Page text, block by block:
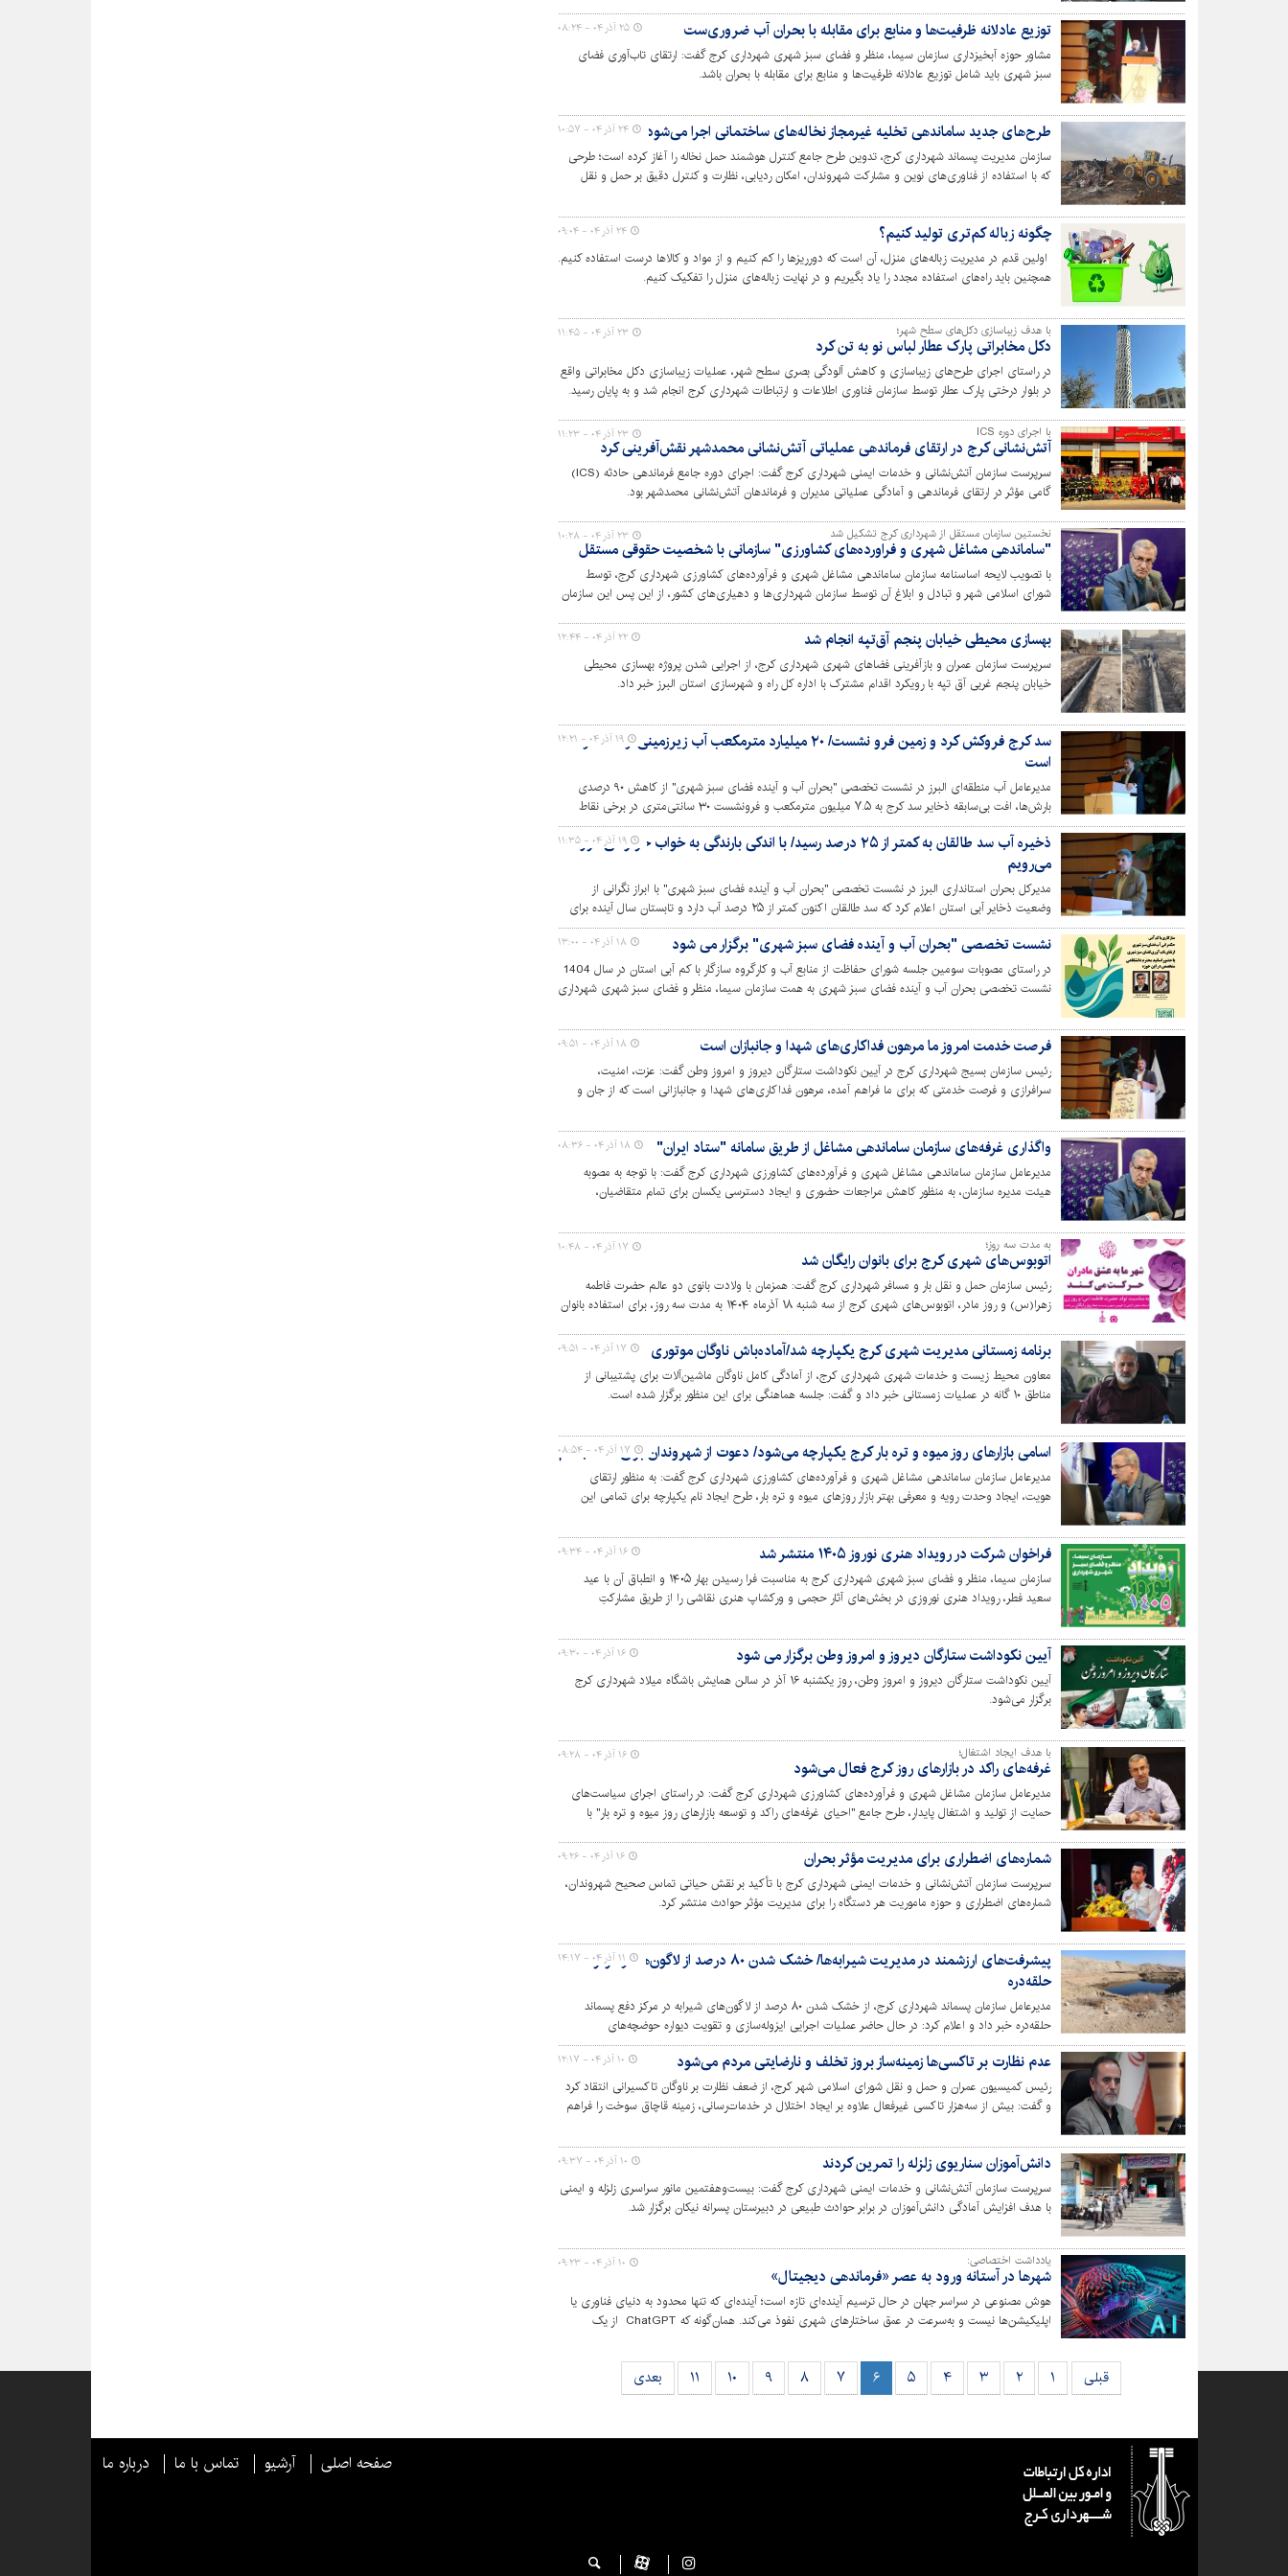
توزیع عادلانه ظرفیت‌ها و منابع برای مقابله با بحران آب ضروری‌ست
مشاور حوزه آبخیزداری سازمان سیما، منظر و فضای سبز شهری شهرداری کرج گفت: ارتقای تاب‌آوری فضای
سبز شهری باید شامل توزیع عادلانه ظرفیت‌ها و منابع برای مقابله با بحران باشد.
۲۵ آذر ۰۴ - ۰۸:۲۴
طرح‌های جدید ساماندهی تخلیه غیرمجاز نخاله‌های ساختمانی اجرا می‌شود
سازمان مدیریت پسماند شهرداری کرج، تدوین طرح جامع کنترل هوشمند حمل نخاله را آغاز کرده است؛ طرحی
که با استفاده از فناوری‌های نوین و مشارکت شهروندان، امکان ردیابی، نظارت و کنترل دقیق بر حمل و نقل
۲۴ آذر ۰۴ - ۱۰:۵۷
چگونه زباله کم‌تری تولید کنیم؟
اولین قدم در مدیریت زباله‌های منزل، آن است که دورریزها را کم کنیم و از مواد و کالاها درست استفاده کنیم.
همچنین باید راه‌های استفاده مجدد را یاد بگیریم و در نهایت زباله‌های منزل را تفکیک کنیم.
۲۴ آذر ۰۴ - ۰۹:۰۴
با هدف زیباسازی دکل‌های سطح شهر؛
دکل مخابراتی پارک عطار لباس نو به تن کرد
در راستای اجرای طرح‌های زیباسازی و کاهش آلودگی بصری سطح شهر، عملیات زیباسازی دکل مخابراتی واقع
در بلوار درختی پارک عطار توسط سازمان فناوری اطلاعات و ارتباطات شهرداری کرج انجام شد و به پایان رسید.
۲۳ آذر ۰۴ - ۱۱:۴۵
با اجرای دوره ICS
آتش‌نشانی کرج در ارتقای فرماندهی عملیاتی آتش‌نشانی محمدشهر نقش‌آفرینی کرد
سرپرست سازمان آتش‌نشانی و خدمات ایمنی شهرداری کرج گفت: اجرای دوره جامع فرماندهی حادثه (ICS)
گامی مؤثر در ارتقای فرماندهی و آمادگی عملیاتی مدیران و فرماندهان آتش‌نشانی محمدشهر بود.
۲۳ آذر ۰۴ - ۱۱:۲۳
نخستین سازمان مستقل از شهرداری کرج تشکیل شد
"ساماندهی مشاغل شهری و فراورده‌های کشاورزی" سازمانی با شخصیت حقوقی مستقل
با تصویب لایحه اساسنامه سازمان ساماندهی مشاغل شهری و فرآورده‌های کشاورزی شهرداری کرج، توسط
شورای اسلامی شهر و تبادل و ابلاغ آن توسط سازمان شهرداری‌ها و دهیاری‌های کشور، از این پس این سازمان
شهرداری‌ها تشکیل و اداره خواهد شد.
۲۳ آذر ۰۴ - ۱۰:۲۸
بهسازی محیطی خیابان پنجم آق‌تپه انجام شد
سرپرست سازمان عمران و بازآفرینی فضاهای شهری شهرداری کرج، از اجرایی شدن پروژه بهسازی محیطی
خیابان پنجم غربی آق تپه با رویکرد اقدام مشترک با اداره کل راه و شهرسازی استان البرز خبر داد.
۲۲ آذر ۰۴ - ۱۲:۴۴
سد کرج فروکش کرد و زمین فرو نشست/ ۲۰ میلیارد مترمکعب آب زیرزمینی از دست رفته
است
مدیرعامل آب منطقه‌ای البرز در نشست تخصصی "بحران آب و آینده فضای سبز شهری" از کاهش ۹۰ درصدی
بارش‌ها، افت بی‌سابقه ذخایر سد کرج به ۷.۵ میلیون مترمکعب و فرونشست ۳۰ سانتی‌متری در برخی نقاط
استان خبر داد.
۱۹ آذر ۰۴ - ۱۲:۲۱
ذخیره آب سد طالقان به کمتر از ۲۵ درصد رسید/ با اندکی بارندگی به خواب خرگوشی فرو
می‌رویم
مدیرکل بحران استانداری البرز در نشست تخصصی "بحران آب و آینده فضای سبز شهری" با ابراز نگرانی از
وضعیت ذخایر آبی استان اعلام کرد که سد طالقان اکنون کمتر از ۲۵ درصد آب دارد و تابستان سال آینده برای
البرز و تهران بسیار بحرانی خواهد بود.
۱۹ آذر ۰۴ - ۱۱:۳۵
نشست تخصصی "بحران آب و آینده فضای سبز شهری" برگزار می شود
در راستای مصوبات سومین جلسه شورای حفاظت از منابع آب و کارگروه سازگار با کم آبی استان در سال 1404
نشست تخصصی بحران آب و آینده فضای سبز شهری به همت سازمان سیما، منظر و فضای سبز شهری شهرداری
۱۸ آذر ۰۴ - ۱۳:۰۰
فرصت خدمت امروز ما مرهون فداکاری‌های شهدا و جانبازان است
رئیس سازمان بسیج شهرداری کرج در آیین نکوداشت ستارگان دیروز و امروز وطن گفت: عزت، امنیت،
سرافرازی و فرصت خدمتی که برای ما فراهم آمده، مرهون فداکاری‌های شهدا و جانبازانی است که از جان و
جایگاهی از این سرافرازان تقدیر کنیم.
۱۸ آذر ۰۴ - ۰۹:۵۱
واگذاری غرفه‌های سازمان ساماندهی مشاغل از طریق سامانه "ستاد ایران"
مدیرعامل سازمان ساماندهی مشاغل شهری و فرآورده‌های کشاورزی شهرداری کرج گفت: با توجه به مصوبه
هیئت مدیره سازمان، به منظور کاهش مراجعات حضوری و ایجاد دسترسی یکسان برای تمام متقاضیان،
۱۸ آذر ۰۴ - ۰۸:۳۶
به مدت سه روز؛
اتوبوس‌های شهری کرج برای بانوان رایگان شد
رئیس سازمان حمل و نقل بار و مسافر شهرداری کرج گفت: همزمان با ولادت بانوی دو عالم حضرت فاطمه
زهرا(س) و روز مادر، اتوبوس‌های شهری کرج از سه شنبه ۱۸ آذرماه ۱۴۰۴ به مدت سه روز، برای استفاده بانوان
۱۷ آذر ۰۴ - ۱۰:۴۸
برنامه زمستانی مدیریت شهری کرج یکپارچه شد/آماده‌باش ناوگان موتوری
معاون محیط زیست و خدمات شهری شهرداری کرج، از آمادگی کامل ناوگان ماشین‌آلات برای پشتیبانی از
مناطق ۱۰ گانه در عملیات زمستانی خبر داد و گفت: جلسه هماهنگی برای این منظور برگزار شده است.
۱۷ آذر ۰۴ - ۰۹:۵۱
اسامی بازارهای روز میوه و تره بار کرج یکپارچه می‌شود/ دعوت از شهروندان برای انتخاب نام
مدیرعامل سازمان ساماندهی مشاغل شهری و فرآورده‌های کشاورزی شهرداری کرج گفت: به منظور ارتقای
هویت، ایجاد وحدت رویه و معرفی بهتر بازار روزهای میوه و تره بار، طرح ایجاد نام یکپارچه برای تمامی این
۱۷ آذر ۰۴ - ۰۸:۵۴
فراخوان شرکت در رویداد هنری نوروز ۱۴۰۵ منتشر شد
سازمان سیما، منظر و فضای سبز شهری شهرداری کرج به مناسبت فرا رسیدن بهار ۱۴۰۵ و انطباق آن با عید
سعید فطر، رویداد هنری نوروزی در بخش‌های آثار حجمی و ورکشاپ هنری نقاشی را از طریق مشارکتِ
۱۶ آذر ۰۴ - ۰۹:۳۴
آیین نکوداشت ستارگان دیروز و امروز وطن برگزار می شود
آیین نکوداشت ستارگان دیروز و امروز وطن، روز یکشنبه ۱۶ آذر در سالن همایش باشگاه میلاد شهرداری کرج
برگزار می‌شود.
۱۶ آذر ۰۴ - ۰۹:۳۰
با هدف ایجاد اشتغال؛
غرفه‌های راکد در بازارهای روز کرج فعال می‌شود
مدیرعامل سازمان مشاغل شهری و فرآورده‌های کشاورزی شهرداری کرج گفت: در راستای اجرای سیاست‌های
حمایت از تولید و اشتغال پایدار، طرح جامع "احیای غرفه‌های راکد و توسعه بازارهای روز میوه و تره بار" با
۱۶ آذر ۰۴ - ۰۹:۲۸
شماره‌های اضطراری برای مدیریت مؤثر بحران
سرپرست سازمان آتش‌نشانی و خدمات ایمنی شهرداری کرج با تأکید بر نقش حیاتی تماس صحیح شهروندان،
شماره‌های اضطراری و حوزه ماموریت هر دستگاه را برای مدیریت مؤثر حوادث منتشر کرد.
۱۶ آذر ۰۴ - ۰۹:۲۶
پیشرفت‌های ارزشمند در مدیریت شیرابه‌ها/ خشک شدن ۸۰ درصد از لاگون‌ها در مرکز
حلقه‌دره
مدیرعامل سازمان پسماند شهرداری کرج، از خشک شدن ۸۰ درصد از لاگون‌های شیرابه در مرکز دفع پسماند
حلقه‌دره خبر داد و اعلام کرد: در حال حاضر عملیات اجرایی ایزوله‌سازی و تقویت دیواره حوضچه‌های
ذخیره‌سازی با استفاده از روش‌های علمی آغاز شده است.
۱۱ آذر ۰۴ - ۱۴:۱۷
عدم نظارت بر تاکسی‌ها زمینه‌ساز بروز تخلف و نارضایتی مردم می‌شود
رئیس کمیسیون عمران و حمل و نقل شورای اسلامی شهر کرج، از ضعف نظارت بر ناوگان تاکسیرانی انتقاد کرد
و گفت: بیش از سه‌هزار تاکسی غیرفعال علاوه بر ایجاد اختلال در خدمات‌رسانی، زمینه قاچاق سوخت را فراهم
۱۰ آذر ۰۴ - ۱۲:۱۷
دانش‌آموزان سناریوی زلزله را تمرین کردند
سرپرست سازمان آتش‌نشانی و خدمات ایمنی شهرداری کرج گفت: بیست‌وهفتمین مانور سراسری زلزله و ایمنی
با هدف افزایش آمادگی دانش‌آموزان در برابر حوادث طبیعی در دبیرستان پسرانه نیکان برگزار شد.
۱۰ آذر ۰۴ - ۰۹:۳۷
یادداشت اختصاصی:
شهرها در آستانه ورود به عصر «فرماندهی دیجیتال»
هوش مصنوعی در سراسر جهان در حال ترسیم آینده‌ای تازه است؛ آینده‌ای که تنها محدود به دنیای فناوری یا
اپلیکیشن‌ها نیست و به‌سرعت در عمق ساختارهای شهری نفوذ می‌کند. همان‌گونه که ChatGPT از یک
نیز در آستانه یک تحول بنیادین قرار گرفته است؛ تحولی که محور آن درک نیت شهروند و پاسخ‌گویی هوشمند به
آن است.
۱۰ آذر ۰۴ - ۰۹:۲۳
قبلی ۱ ۲ ۳ ۴ ۵ ۶ ۷ ۸ ۹ ۱۰ ۱۱ بعدی
صفحه اصلی آرشیو تماس با ما درباره ما